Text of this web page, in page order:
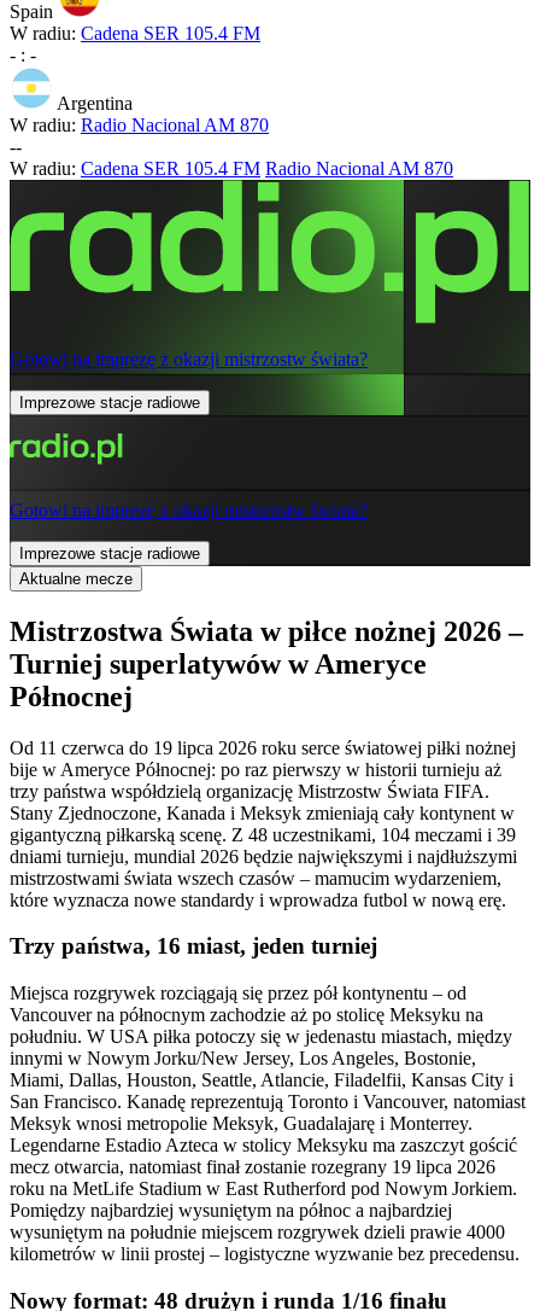
Spain
W radiu: Cadena SER 105.4 FM
- : -
Argentina
W radiu: Radio Nacional AM 870
--
W radiu: Cadena SER 105.4 FM Radio Nacional AM 870
Gotowi na imprezę z okazji mistrzostw świata?
Imprezowe stacje radiowe
Gotowi na imprezę z okazji mistrzostw świata?
Imprezowe stacje radiowe
Aktualne mecze
Mistrzostwa Świata w piłce nożnej 2026 –
Turniej superlatywów w Ameryce
Północnej
Od 11 czerwca do 19 lipca 2026 roku serce światowej piłki nożnej
bije w Ameryce Północnej: po raz pierwszy w historii turnieju aż
trzy państwa współdzielą organizację Mistrzostw Świata FIFA.
Stany Zjednoczone, Kanada i Meksyk zmieniają cały kontynent w
gigantyczną piłkarską scenę. Z 48 uczestnikami, 104 meczami i 39
dniami turnieju, mundial 2026 będzie największymi i najdłuższymi
mistrzostwami świata wszech czasów – mamucim wydarzeniem,
które wyznacza nowe standardy i wprowadza futbol w nową erę.
Trzy państwa, 16 miast, jeden turniej
Miejsca rozgrywek rozciągają się przez pół kontynentu – od
Vancouver na północnym zachodzie aż po stolicę Meksyku na
południu. W USA piłka potoczy się w jedenastu miastach, między
innymi w Nowym Jorku/New Jersey, Los Angeles, Bostonie,
Miami, Dallas, Houston, Seattle, Atlancie, Filadelfii, Kansas City i
San Francisco. Kanadę reprezentują Toronto i Vancouver, natomiast
Meksyk wnosi metropolie Meksyk, Guadalajarę i Monterrey.
Legendarne Estadio Azteca w stolicy Meksyku ma zaszczyt gościć
mecz otwarcia, natomiast finał zostanie rozegrany 19 lipca 2026
roku na MetLife Stadium w East Rutherford pod Nowym Jorkiem.
Pomiędzy najbardziej wysuniętym na północ a najbardziej
wysuniętym na południe miejscem rozgrywek dzieli prawie 4000
kilometrów w linii prostej – logistyczne wyzwanie bez precedensu.
Nowy format: 48 drużyn i runda 1/16 finału